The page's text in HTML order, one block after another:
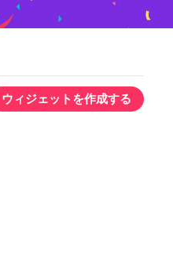
ウィジェットを作成する